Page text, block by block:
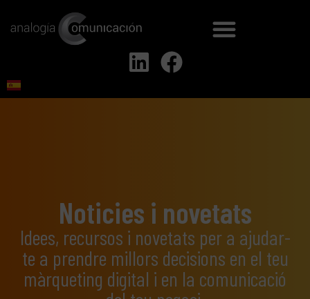
Noticies i novetats
Idees, recursos i novetats per a ajudar-
te a prendre millors decisions en el teu
màrqueting digital i en la comunicació